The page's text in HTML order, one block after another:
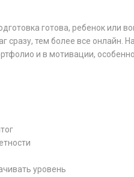
готова, ребенок или
сразу, тем более все онлайн.
и в мотивации,
уровень